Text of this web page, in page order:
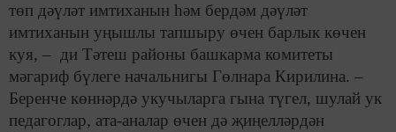
төп дәүләт имтиханын һәм бердәм дәүләт
имтиханын уңышлы тапшыру өчен барлык көчен
куя, – ди Тәтеш районы башкарма комитеты
мәгариф бүлеге начальнигы Гөлнара Кирилина. –
Беренче көннәрдә укучыларга гына түгел, шулай ук
педагоглар, ата-аналар өчен дә җиңелләрдән